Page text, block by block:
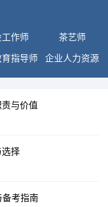
工作师 茶艺师
育指导师 企业人力资源
与价值
择
备考指南